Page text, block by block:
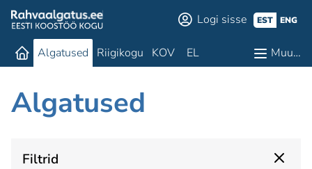
Logi sisse EST ENG
Algatused Riigikogu KOV EL Muu…
Algatused
Filtrid